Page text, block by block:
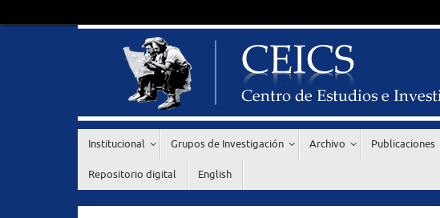
Institucional Grupos de Investigación Archivo Publicaciones
Repositorio digital English